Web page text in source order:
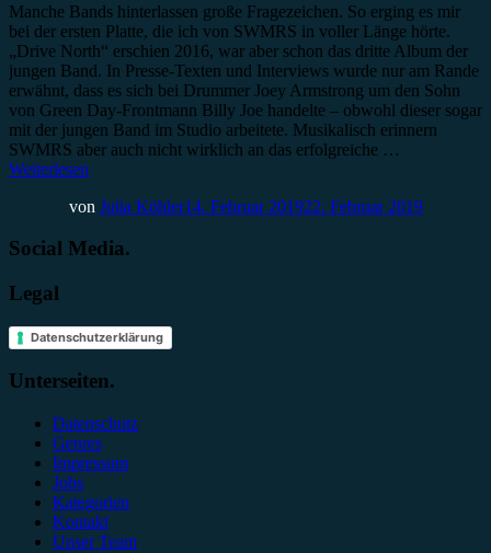
Manche Bands hinterlassen große Fragezeichen. So erging es mir
bei der ersten Platte, die ich von SWMRS in voller Länge hörte.
„Drive North“ erschien 2016, war aber schon das dritte Album der
jungen Band. In Presse-Texten und Interviews wurde nur am Rande
erwähnt, dass es sich bei Drummer Joey Armstrong um den Sohn
von Green Day-Frontmann Billy Joe handelte – obwohl dieser sogar
mit der jungen Band im Studio arbeitete. Musikalisch erinnern
SWMRS aber auch nicht wirklich an das erfolgreiche …
Weiterlesen
von Julia Köhler14. Februar 201922. Februar 2019
Social Media.
Legal
Datenschutzerklärung
Unterseiten.
Datenschutz
Genres
Impressum
Jobs
Kategorien
Kontakt
Unser Team